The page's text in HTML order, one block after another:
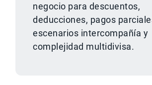
negocio para descuentos,
deducciones, pagos
escenarios intercompañía y
complejidad multidivisa.